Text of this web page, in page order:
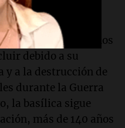
durante años
debido a su
a la destrucción de
durante la Guerra
la basílica sigue
más de 140 años